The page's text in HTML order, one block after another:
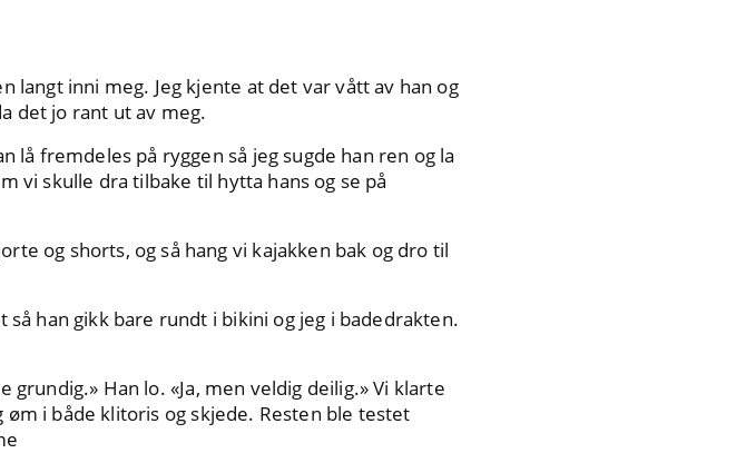
langt inni meg. Jeg kjente at det var vått av han og
det jo rant ut av meg.
fremdeles på ryggen så jeg sugde han ren og la
vi skulle dra tilbake til hytta hans og se på
og shorts, og så hang vi kajakken bak og dro til
han gikk bare rundt i bikini og jeg i badedrakten.
grundig.» Han lo. «Ja, men veldig deilig.» Vi klarte
i både klitoris og skjede. Resten ble testet